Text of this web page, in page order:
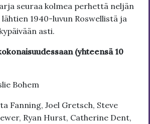
seu­raa kol­mea per­hettä neljän
1940-lu­vun Ro­swel­listä ja
as­ti.
(yhteensä 10
Bohem
Fanning, Joel Gretsch, Steve
Ryan Hurst, Catherine Dent,